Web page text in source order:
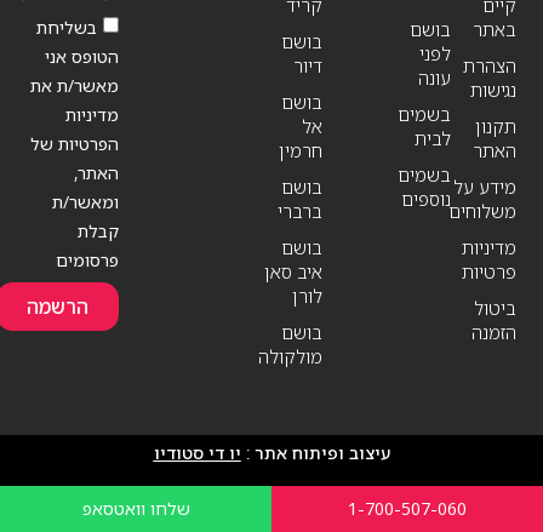
באתר
הצהרת
נגישות
תקנון
האתר
מידע על
משלוחים
מדיניות
פרטיות
ביטול
הזמנה
בושם
לפני
עונה
בשמים
לבית
בשמים
נוספים
בושם
דיור
בושם
אל
חרמין
בושם
ברברי
בושם
איב סאן
לורן
בושם
מולקולה
בשליחת
הטופס אני
מאשר/ת את
מדיניות
הפרטיות של
האתר,
ומאשר/ת
קבלת
פרסומים
הרשמה
עיצוב ופיתוח אתר : יו די סטודיו
1-700-507-060 שלחו וואטסאפ